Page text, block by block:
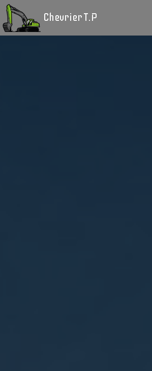
Chevrier T.P
Panneau de gestion des cookies